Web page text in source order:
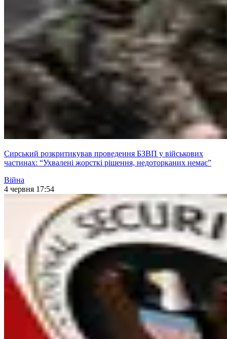
Сирський розкритикував проведення БЗВП у військових
частинах: “Ухвалені жорсткі рішення, недоторканих немає”
Війна
4 червня 17:54